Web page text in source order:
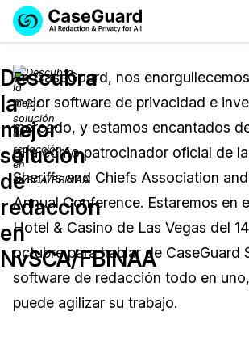
Licencia de CaseGuard Studio
Precios de Redacción a Pedido
Soluciones
Redacción de vídeos
Redacción de documentos
Redacción de audio
Redacción en Bulto
Redacción de imágenes
Industrias
Cuerpos Policiales
Transportación
La Atención Médica
Educación
Precios
Recursos
Preguntas Frecuentes
Artículos
Eventos
Descubra
la
mejor
solución
de
redacción
en
NvSCA/FBINAA
En CaseGuard, nos
mejor software de privacidad e
mercado, y estamos encantados
gira como patrocinador oficial de la
Sheriffs and Chiefs Association
Annual Conference. Estaremos en
Hotel & Casino de Las Vegas del
octubre para hablar de CaseGuard
software de redacción todo en
puede agilizar su trabajo.